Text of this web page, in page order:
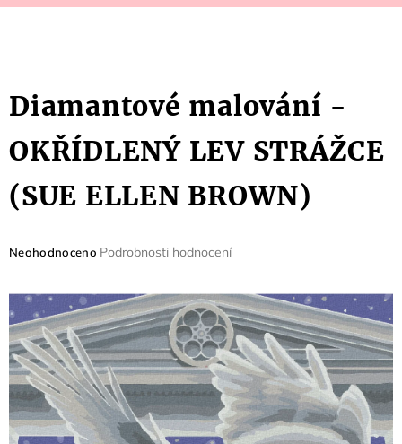
Diamantové malování -
OKŘÍDLENÝ LEV STRÁŽCE
(SUE ELLEN BROWN)
Průměrné
je
0,0
z
5
hvězdiček.
Neohodnoceno Podrobnosti hodnocení